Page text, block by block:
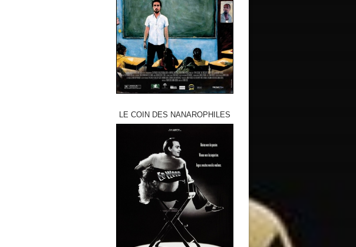
LE COIN DES NANAROPHILES